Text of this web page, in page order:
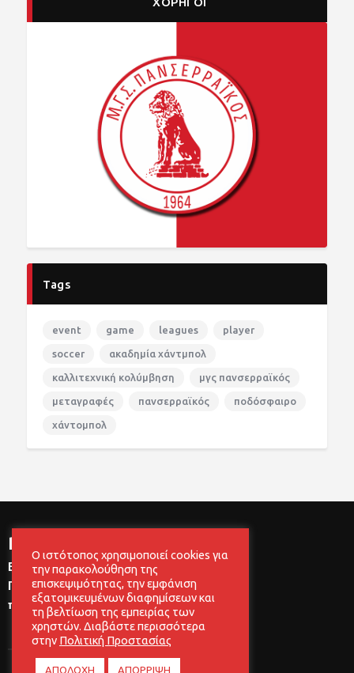
Tags
event game leagues player
soccer ακαδημία χάντμπολ
καλλιτεχνική κολύμβηση μγς πανσερραϊκός
μεταγραφές πανσερραϊκός ποδόσφαιρο
χάντομπολ
newsletter
Εγγραφείτε στο newsletter του Μ.Γ.Σ
Πανσερραϊκός, για να μαθαίνετε
πρώτοι, τα νέα του συλλόγου μας!
Ο ιστότοπος χρησιμοποιεί cookies για
την παρακολούθηση της
επισκεψιμότητας, την εμφάνιση
εξατομικευμένων διαφημίσεων και
τη βελτίωση της εμπειρίας των
χρηστών. Διαβάστε περισσότερα
στην Πολιτική Προστασίας
ΑΠΟΔΟΧΗ ΑΠΟΡΡΙΨΗ